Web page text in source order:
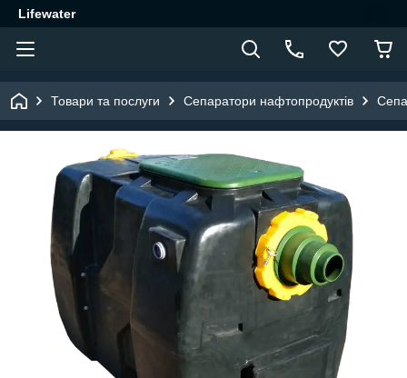
Lifewater
Товари та послуги Сепаратори нафтопродуктів